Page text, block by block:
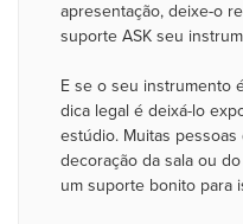
apresentação, deixe-o
suporte ASK seu
E se o seu instrumento
dica legal é deixá-lo
estúdio. Muitas
decoração da sala ou
um suporte bonito para